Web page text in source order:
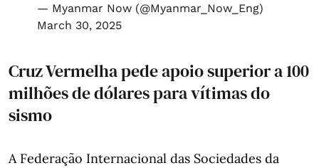
— Myanmar Now (@Myanmar_Now_Eng)
March 30, 2025
Cruz Vermelha pede apoio superior a 100
milhões de dólares para vítimas do
sismo
A Federação Internacional das Sociedades da